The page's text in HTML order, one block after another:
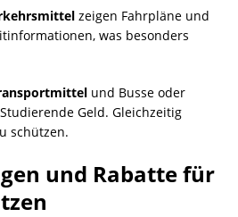
zeigen Fahrpläne und
was besonders
und Busse oder
Geld. Gleichzeitig
schützen.
und Rabatte für